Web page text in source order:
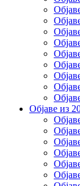
Објаве из